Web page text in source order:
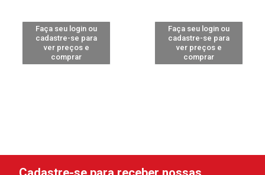
Faça seu login ou
cadastre-se para
ver preços e
comprar
Faça seu login ou
cadastre-se para
ver preços e
comprar